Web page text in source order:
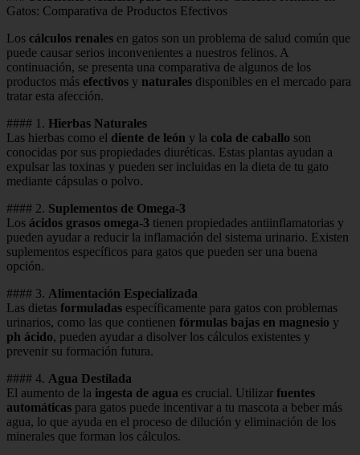
Gatos: Comparativa de Productos Efectivos
Los cálculos renales en gatos son un problema de salud común que
puede causar serios inconvenientes a nuestros felinos. A
continuación, se presenta una comparativa de algunos de los
productos más efectivos y naturales disponibles en el mercado para
tratar esta afección.
#### 1. Hierbas Naturales
Las hierbas como el diente de león y la cola de caballo son
conocidas por sus propiedades diuréticas. Estas plantas ayudan a
expulsar las toxinas y pueden ser incluidas en la dieta de tu gato
mediante cápsulas o polvo.
#### 2. Suplementos de Omega-3
Los ácidos grasos omega-3 tienen propiedades antiinflamatorias y
pueden ayudar a reducir la inflamación del sistema urinario. Existen
suplementos específicos para gatos que pueden ser una buena
opción.
#### 3. Alimentación Especializada
Las dietas formuladas específicamente para gatos con problemas
urinarios, como las que contienen fórmulas bajas en magnesio y
ph ácido, pueden ayudar a disolver los cálculos existentes y
prevenir su formación futura.
#### 4. Agua Destilada
El aumento de la ingesta de agua es crucial. Utilizar fuentes
automáticas para gatos puede incentivar a tu mascota a beber más
agua, lo que ayuda en el proceso de dilución y eliminación de los
minerales que forman los cálculos.